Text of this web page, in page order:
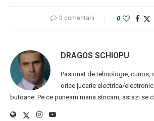
0 comentarii 0
DRAGOS SCHIOPU
Pasionat de tehnologie, curios,
orice jucarie electrica/
butoane. Pe ce puneam mana stricam, astazi se